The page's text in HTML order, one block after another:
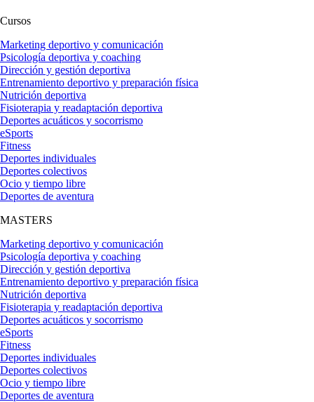
Cursos
Marketing deportivo y comunicación
Psicología deportiva y coaching
Dirección y gestión deportiva
Entrenamiento deportivo y preparación física
Nutrición deportiva
Fisioterapia y readaptación deportiva
Deportes acuáticos y socorrismo
eSports
Fitness
Deportes individuales
Deportes colectivos
Ocio y tiempo libre
Deportes de aventura
MASTERS
Marketing deportivo y comunicación
Psicología deportiva y coaching
Dirección y gestión deportiva
Entrenamiento deportivo y preparación física
Nutrición deportiva
Fisioterapia y readaptación deportiva
Deportes acuáticos y socorrismo
eSports
Fitness
Deportes individuales
Deportes colectivos
Ocio y tiempo libre
Deportes de aventura